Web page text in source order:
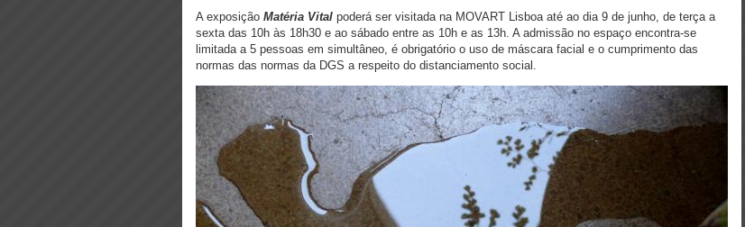
A exposição Matéria Vital poderá ser visitada na MOVART Lisboa até ao dia 9 de junho, de terça a
sexta das 10h às 18h30 e ao sábado entre as 10h e as 13h. A admissão no espaço encontra-se
limitada a 5 pessoas em simultâneo, é obrigatório o uso de máscara facial e o cumprimento das
normas das normas da DGS a respeito do distanciamento social.